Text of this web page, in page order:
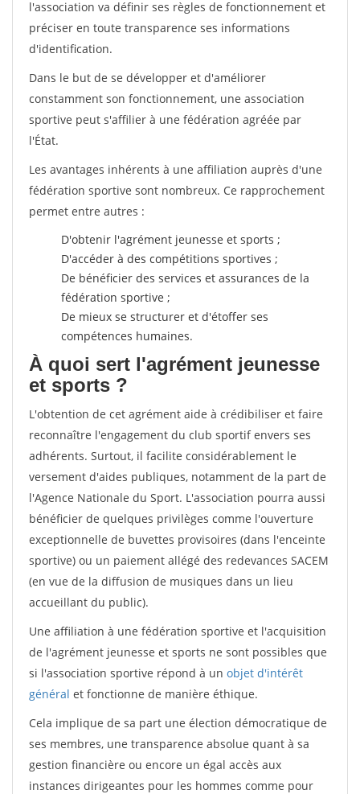
l'association va définir ses règles de fonctionnement et
préciser en toute transparence ses informations
d'identification.
Dans le but de se développer et d'améliorer
constamment son fonctionnement, une association
sportive peut s'affilier à une fédération agréée par
l'État.
Les avantages inhérents à une affiliation auprès d'une
fédération sportive sont nombreux. Ce rapprochement
permet entre autres :
D'obtenir l'agrément jeunesse et sports ;
D'accéder à des compétitions sportives ;
De bénéficier des services et assurances de la
fédération sportive ;
De mieux se structurer et d'étoffer ses
compétences humaines.
À quoi sert l'agrément jeunesse
et sports ?
L'obtention de cet agrément aide à crédibiliser et faire
reconnaître l'engagement du club sportif envers ses
adhérents. Surtout, il facilite considérablement le
versement d'aides publiques, notamment de la part de
l'Agence Nationale du Sport. L'association pourra aussi
bénéficier de quelques privilèges comme l'ouverture
exceptionnelle de buvettes provisoires (dans l'enceinte
sportive) ou un paiement allégé des redevances SACEM
(en vue de la diffusion de musiques dans un lieu
accueillant du public).
Une affiliation à une fédération sportive et l'acquisition
de l'agrément jeunesse et sports ne sont possibles que
si l'association sportive répond à un objet d'intérêt
général et fonctionne de manière éthique.
Cela implique de sa part une élection démocratique de
ses membres, une transparence absolue quant à sa
gestion financière ou encore un égal accès aux
instances dirigeantes pour les hommes comme pour